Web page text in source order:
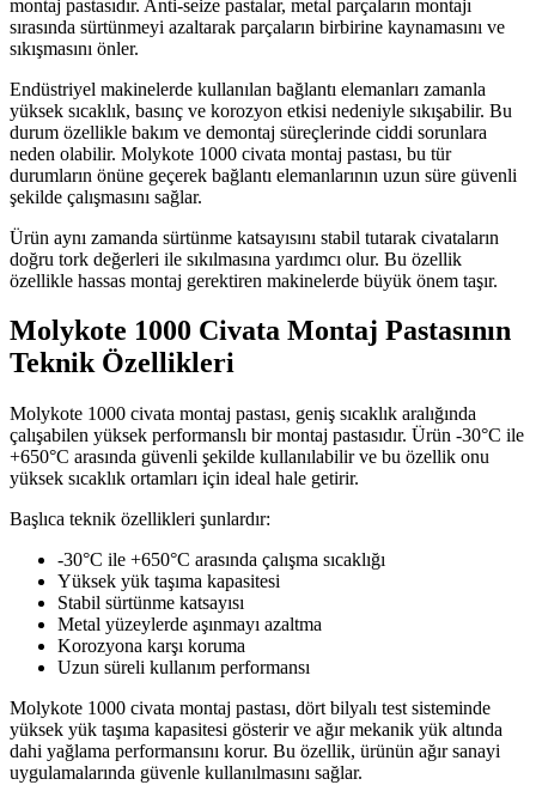
montaj pastasıdır. Anti-seize pastalar, metal parçaların montajı
sırasında sürtünmeyi azaltarak parçaların birbirine kaynamasını ve
sıkışmasını önler.
Endüstriyel makinelerde kullanılan bağlantı elemanları zamanla
yüksek sıcaklık, basınç ve korozyon etkisi nedeniyle sıkışabilir. Bu
durum özellikle bakım ve demontaj süreçlerinde ciddi sorunlara
neden olabilir. Molykote 1000 civata montaj pastası, bu tür
durumların önüne geçerek bağlantı elemanlarının uzun süre güvenli
şekilde çalışmasını sağlar.
Ürün aynı zamanda sürtünme katsayısını stabil tutarak civataların
doğru tork değerleri ile sıkılmasına yardımcı olur. Bu özellik
özellikle hassas montaj gerektiren makinelerde büyük önem taşır.
Molykote 1000 Civata Montaj Pastasının
Teknik Özellikleri
Molykote 1000 civata montaj pastası, geniş sıcaklık aralığında
çalışabilen yüksek performanslı bir montaj pastasıdır. Ürün -30°C ile
+650°C arasında güvenli şekilde kullanılabilir ve bu özellik onu
yüksek sıcaklık ortamları için ideal hale getirir.
Başlıca teknik özellikleri şunlardır:
-30°C ile +650°C arasında çalışma sıcaklığı
Yüksek yük taşıma kapasitesi
Stabil sürtünme katsayısı
Metal yüzeylerde aşınmayı azaltma
Korozyona karşı koruma
Uzun süreli kullanım performansı
Molykote 1000 civata montaj pastası, dört bilyalı test sisteminde
yüksek yük taşıma kapasitesi gösterir ve ağır mekanik yük altında
dahi yağlama performansını korur. Bu özellik, ürünün ağır sanayi
uygulamalarında güvenle kullanılmasını sağlar.